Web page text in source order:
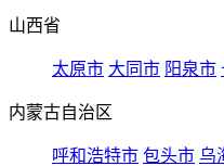
山西省
太原市 大同市 阳泉市
内蒙古自治区
呼和浩特市 包头市 乌